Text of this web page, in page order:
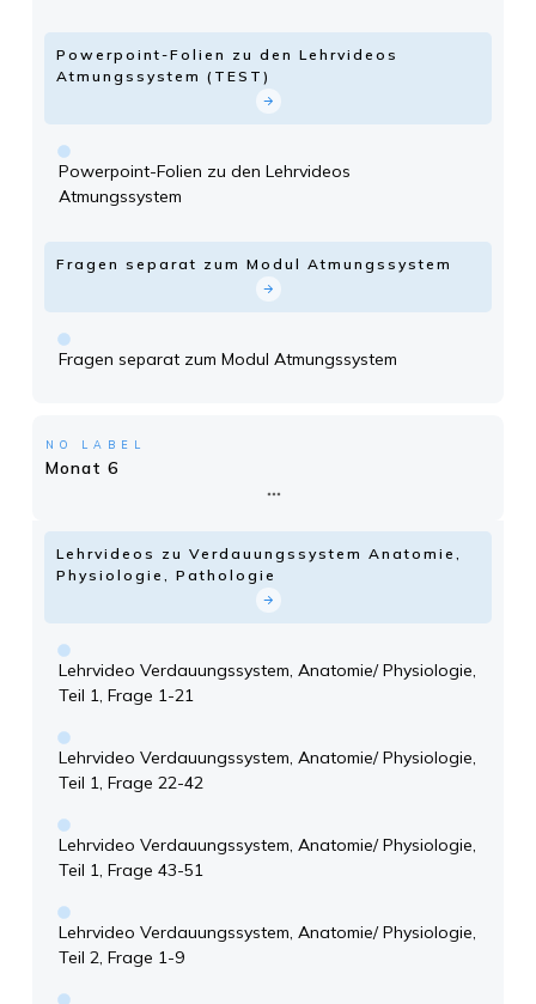
Powerpoint-Folien zu den Lehrvideos
Atmungssystem (TEST)
Powerpoint-Folien zu den Lehrvideos
Atmungssystem
Fragen separat zum Modul Atmungssystem
Fragen separat zum Modul Atmungssystem
NO LABEL
Monat 6
Lehrvideos zu Verdauungssystem Anatomie,
Physiologie, Pathologie
Lehrvideo Verdauungssystem, Anatomie/ Physiologie,
Teil 1, Frage 1-21
Lehrvideo Verdauungssystem, Anatomie/ Physiologie,
Teil 1, Frage 22-42
Lehrvideo Verdauungssystem, Anatomie/ Physiologie,
Teil 1, Frage 43-51
Lehrvideo Verdauungssystem, Anatomie/ Physiologie,
Teil 2, Frage 1-9